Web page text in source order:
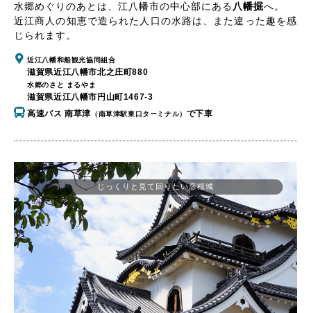
水郷めぐりのあとは、江八幡市の中心部にある八幡掘へ。
近江商人の知恵で造られた人口の水路は、また違った趣を感
じられます。
近江八幡和船観光協同組合
滋賀県近江八幡市北之庄町880
水郷のさと まるやま
滋賀県近江八幡市円山町1467-3
高速バス 南草津 （南草津駅東口ターミナル） で下車
じっくりと見て回りたい彦根城